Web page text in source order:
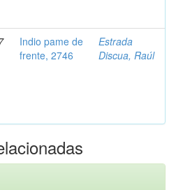
Indio pame de
frente, 2746
Estrada
Discua, Raúl